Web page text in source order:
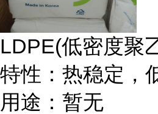
LDPE(低密度聚
特性：热稳定，
用途：暂无